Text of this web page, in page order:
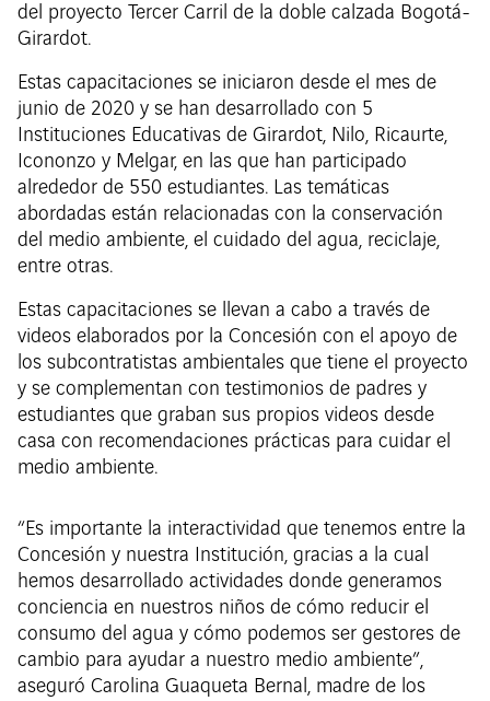
del proyecto Tercer Carril de la doble calzada Bogotá-
Girardot.
Estas capacitaciones se iniciaron desde el mes de
junio de 2020 y se han desarrollado con 5
Instituciones Educativas de Girardot, Nilo, Ricaurte,
Icononzo y Melgar, en las que han participado
alrededor de 550 estudiantes. Las temáticas
abordadas están relacionadas con la conservación
del medio ambiente, el cuidado del agua, reciclaje,
entre otras.
Estas capacitaciones se llevan a cabo a través de
videos elaborados por la Concesión con el apoyo de
los subcontratistas ambientales que tiene el proyecto
y se complementan con testimonios de padres y
estudiantes que graban sus propios videos desde
casa con recomendaciones prácticas para cuidar el
medio ambiente.
“Es importante la interactividad que tenemos entre la
Concesión y nuestra Institución, gracias a la cual
hemos desarrollado actividades donde generamos
conciencia en nuestros niños de cómo reducir el
consumo del agua y cómo podemos ser gestores de
cambio para ayudar a nuestro medio ambiente”,
aseguró Carolina Guaqueta Bernal, madre de los